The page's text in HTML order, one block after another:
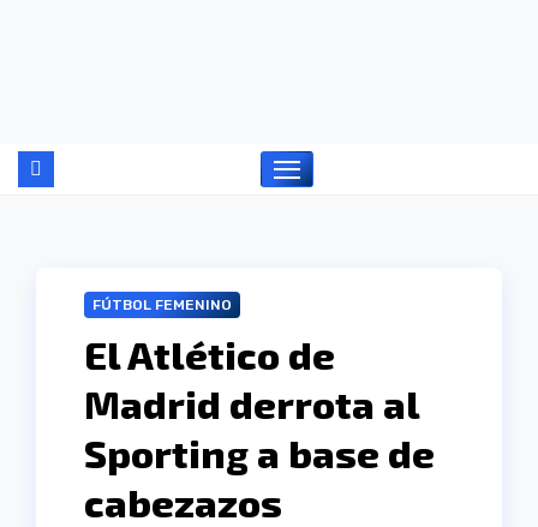
FÚTBOL FEMENINO
El Atlético de
Madrid derrota al
Sporting a base de
cabezazos